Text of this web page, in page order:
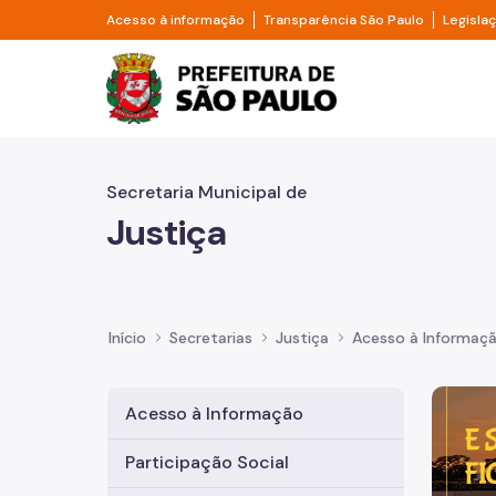
Pular para o Conteúdo principal
Acesso à informação Divisor de acesso à informação
Transparência São Paulo Divisor
Prefeitura de São
Secretaria Municipal de
Justiça
Início Secretarias Justiça Acesso à
Acesso à Informação
Participação Social